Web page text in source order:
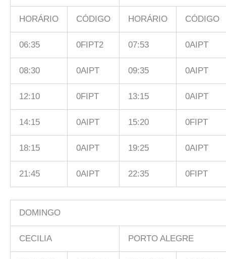
HORÁRIO CÓDIGO HORÁRIO CÓDIGO
06:35 0FIPT2 07:53 0AIPT
08:30 0AIPT 09:35 0AIPT
12:10 0FIPT 13:15 0AIPT
14:15 0AIPT 15:20 0FIPT
18:15 0AIPT 19:25 0AIPT
21:45 0AIPT 22:35 0FIPT
DOMINGO
CECILIA PORTO ALEGRE